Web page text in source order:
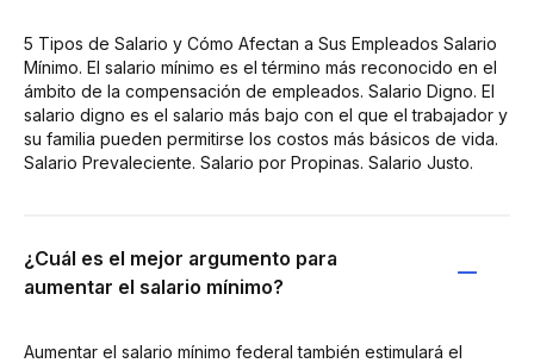
5 Tipos de Salario y Cómo Afectan a Sus Empleados Salario
Mínimo. El salario mínimo es el término más reconocido en el
ámbito de la compensación de empleados. Salario Digno. El
salario digno es el salario más bajo con el que el trabajador y
su familia pueden permitirse los costos más básicos de vida.
Salario Prevaleciente. Salario por Propinas. Salario Justo.
¿Cuál es el mejor argumento para
aumentar el salario mínimo?
Aumentar el salario mínimo federal también estimulará el